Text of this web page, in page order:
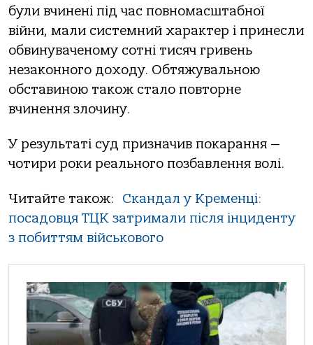
були вчинені під час повномасштабної
війни, мали системний характер і принесли
обвинуваченому сотні тисяч гривень
незаконного доходу. Обтяжувальною
обставиною також стало повторне
вчинення злочину.
У результаті суд призначив покарання —
чотири роки реального позбавлення волі.
Читайте також: Скандал у Кременці:
посадовця ТЦК затримали після інциденту
з побиттям військового